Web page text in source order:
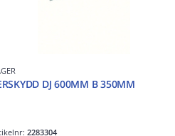
DJ 600MM B 350MM
2283304